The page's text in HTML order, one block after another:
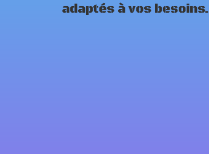
adaptés à vos besoins.